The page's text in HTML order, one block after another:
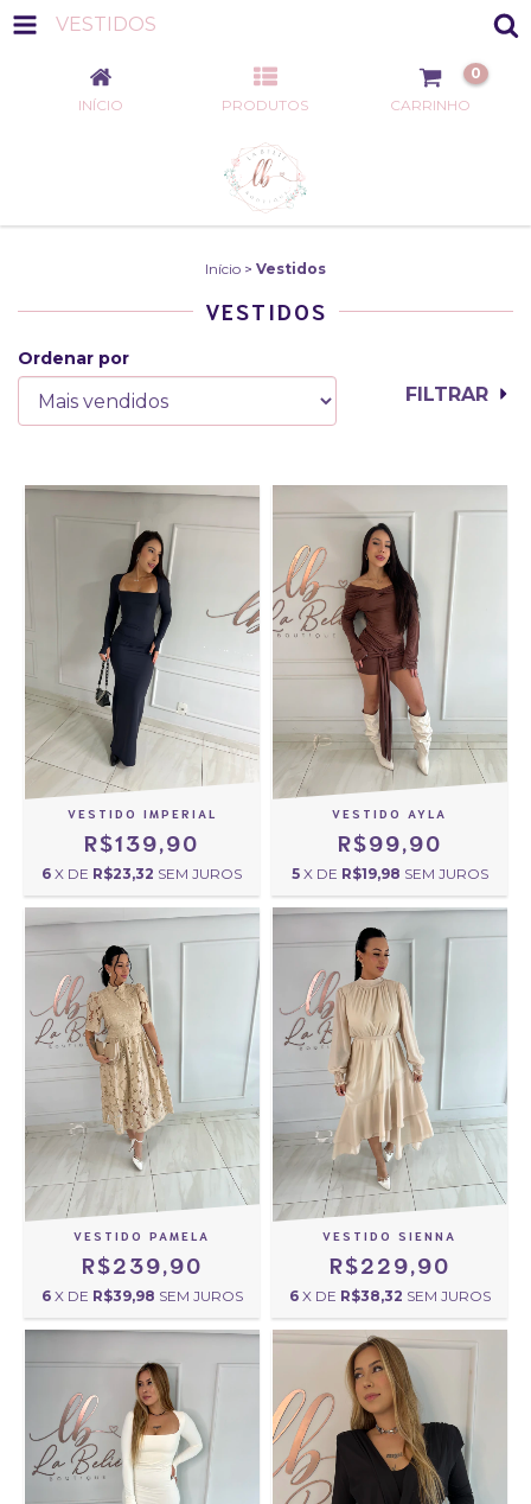
VESTIDOS
INÍCIO PRODUTOS CARRINHO
0
Início > Vestidos
VESTIDOS
Ordenar por
FILTRAR
VESTIDO IMPERIAL
R$139,90
6 X DE R$23,32 SEM JUROS
VESTIDO AYLA
R$99,90
5 X DE R$19,98 SEM JUROS
VESTIDO PAMELA
R$239,90
6 X DE R$39,98 SEM JUROS
VESTIDO SIENNA
R$229,90
6 X DE R$38,32 SEM JUROS